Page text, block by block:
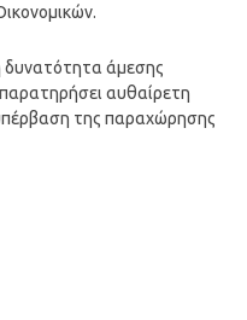
δυνατότητα άμεσης
αυθαίρετη
της παραχώρησης